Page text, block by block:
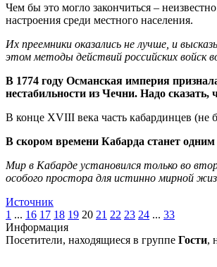
Чем бы это могло закончиться –
настроения среди местного населения.
Их преемники оказались не лучше, и
этом методы действий российских войск
В 1774 году Османская империя
нестабильности из Чечни. Надо сказать,
В конце XVIII века часть кабардинцев (не
В скором времени Кабарда станет
Мир в Кабарде установился только во
особого простора для истинно мирной
Источник
1 ... 16 17 18 19 20 21 22 23 24 ... 33
Информация
Посетители, находящиеся в группе Гости,